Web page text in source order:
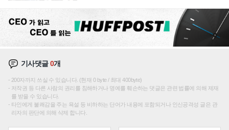
기사댓글0개
200자까지 쓰실 수 있습니다. (현재 0 byte / 최대 400byte)
저작권 등 다른 사람의 권리를 침해하거나 명예를 훼손하는 댓글은 관련 법률에 의해 제재
를 받을 수 있습니다.
타인에게 불쾌감을 주는 욕설 등 비하하는 단어가 내용에 포함되거나 인신공격성 글은 관
리자의 판단에 의해 삭제 합니다.